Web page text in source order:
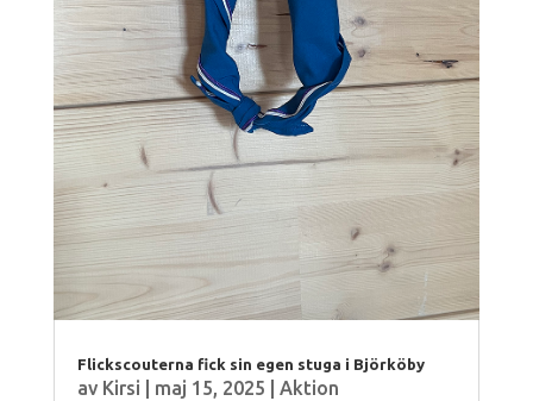
Flickscouterna fick sin egen stuga i Björköby
av Kirsi maj 15, 2025
Aktion